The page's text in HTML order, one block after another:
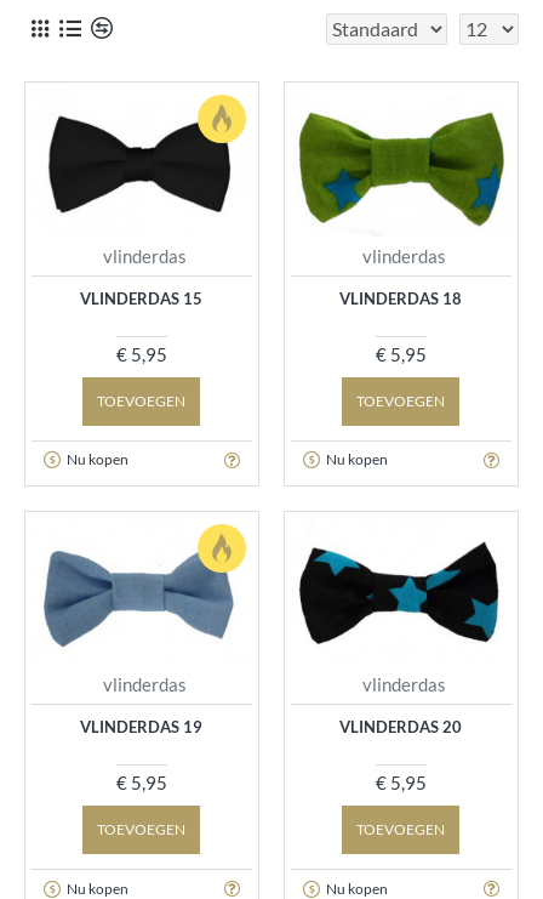
vlinderdas
VLINDERDAS 15
€ 5,95
TOEVOEGEN
Nu kopen
vlinderdas
VLINDERDAS 18
€ 5,95
TOEVOEGEN
Nu kopen
vlinderdas
VLINDERDAS 19
€ 5,95
TOEVOEGEN
Nu kopen
vlinderdas
VLINDERDAS 20
€ 5,95
TOEVOEGEN
Nu kopen